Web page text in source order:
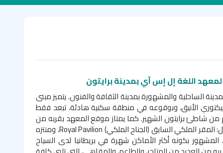
اللغة إل إس آي بمدينةبرايتون
الساحلية والمشهورة بمدينة الثقافة والفنون. يتميز مبنى
الأنيق، وبوقوعه في منطقة سكنية هادئة، تبعد فقط
شاطئ برايتون الشهير. كما يمتاز موقع المعهد بقربه من
المقر الملكي السابق (الجناح الملكي)Royal Pavilion، ومنتزه
بكونه أكثر الأماكن شهرة في بريطانيا لدى السياح